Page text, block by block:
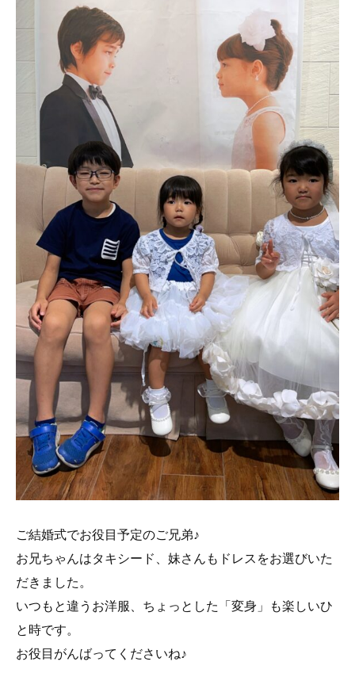
ご結婚式でお役目予定のご兄弟♪
お兄ちゃんはタキシード、妹さんもドレスをお選びいた
だきました。
いつもと違うお洋服、ちょっとした「変身」も楽しいひ
と時です。
お役目がんばってくださいね♪